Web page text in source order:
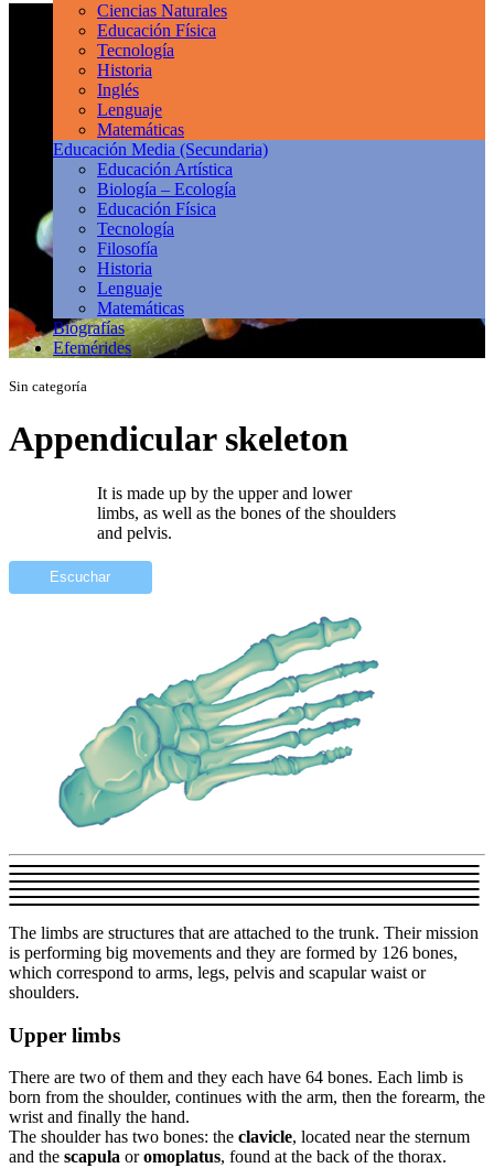
Ciencias Naturales
Educación Física
Tecnología
Historia
Inglés
Lenguaje
Matemáticas
Educación Media (Secundaria)
Educación Artística
Biología – Ecología
Educación Física
Tecnología
Filosofía
Historia
Lenguaje
Matemáticas
Biografías
Efemérides
Sin categoría
Appendicular skeleton
It is made up by the upper and lower
limbs, as well as the bones of the shoulders
and pelvis.
Escuchar
The limbs are structures that are attached to the trunk. Their mission
is performing big movements and they are formed by 126 bones,
which correspond to arms, legs, pelvis and scapular waist or
shoulders.
Upper limbs
There are two of them and they each have 64 bones. Each limb is
born from the shoulder, continues with the arm, then the forearm, the
wrist and finally the hand.
The shoulder has two bones: the clavicle, located near the sternum
and the scapula oromoplatus, found at the back of the thorax.